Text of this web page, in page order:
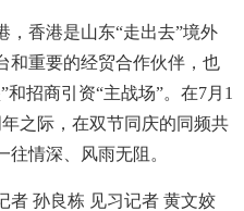
香港是山东“走出去”境外
和重要的经贸合作伙伴，也
招商引资“主战场”。在7月1
之际，在双节同庆的同频共
情深、风雨无阻。
孙良栋 见习记者 黄文姣